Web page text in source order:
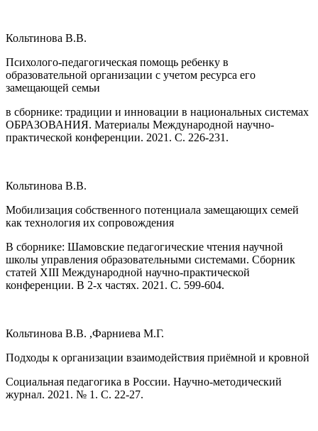
Кольтинова В.В.
Психолого-педагогическая помощь ребенку в
образовательной организации с учетом ресурса его
замещающей семьи
в сборнике: традиции и инновации в национальных системах
ОБРАЗОВАНИЯ. Материалы Международной научно-
практической конференции. 2021. С. 226-231.
Кольтинова В.В.
Мобилизация собственного потенциала замещающих семей
как технология их сопровождения
В сборнике: Шамовские педагогические чтения научной
школы управления образовательными системами. Сборник
статей XIII Международной научно-практической
конференции. В 2-х частях. 2021. С. 599-604.
Кольтинова В.В. ,Фарниева М.Г.
Подходы к организации взаимодействия приёмной и кровной
Социальная педагогика в России. Научно-методический
журнал. 2021. № 1. С. 22-27.